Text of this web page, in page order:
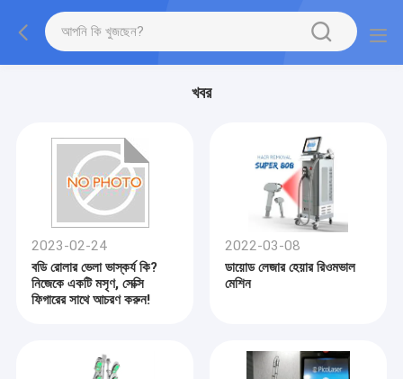
খবর
2023-02-24
বডি রোলার ভেলা ভাস্কর্য কি?
নিজেকে একটি মসৃণ, সেক্সি
ফিগারের সাথে আচরণ করুন!
2022-03-08
ডায়োড লেজার হেয়ার রিওমভাল
মেশিন